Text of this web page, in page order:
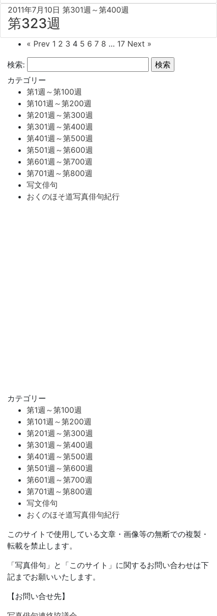
2011年7月10日 第301週～第400週
第323週
« Prev 1 2 3 4 5 6 7 8 … 17 Next »
検索:
カテゴリー
第1週～第100週
第101週～第200週
第201週～第300週
第301週～第400週
第401週～第500週
第501週～第600週
第601週～第700週
第701週～第800週
写文俳句
おくのほそ道写真俳句紀行
カテゴリー
第1週～第100週
第101週～第200週
第201週～第300週
第301週～第400週
第401週～第500週
第501週～第600週
第601週～第700週
第701週～第800週
写文俳句
おくのほそ道写真俳句紀行
このサイトで使用している文章・画像等の無断での複製・
転載を禁止します。
「写真俳句」と「このサイト」に関するお問い合わせは下
記までお願いいたします。
【お問い合せ先】